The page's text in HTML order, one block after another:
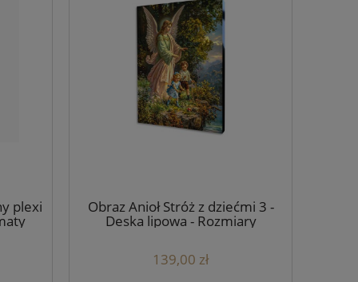
plexi Obraz Anioł Stróż z dziećmi 3 -
Deska lipowa - Rozmiary
139,00 zł